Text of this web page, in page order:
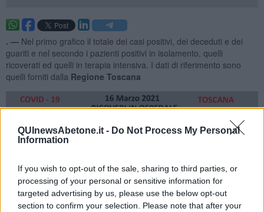
QUInewsAbetone.it - Do Not Process My Personal
Information
If you wish to opt-out of the sale, sharing to third parties, or
processing of your personal or sensitive information for
targeted advertising by us, please use the below opt-out
section to confirm your selection. Please note that after your
. — Nel primo grafico il totale dei casi positivi, dei deceduti e dei
guariti e nel secondo i pazienti positivi in isolamento, quelli
ricoverati ed quelli in terapia intensiva. I dati di riferimento sono
quelli forniti dalla Regione Toscana